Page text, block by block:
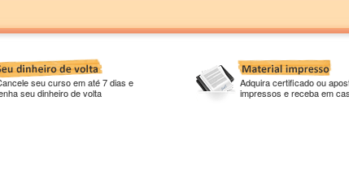
seu curso em até 7 dias e
seu dinheiro de volta
Adquira certificado ou
impressos e receba em